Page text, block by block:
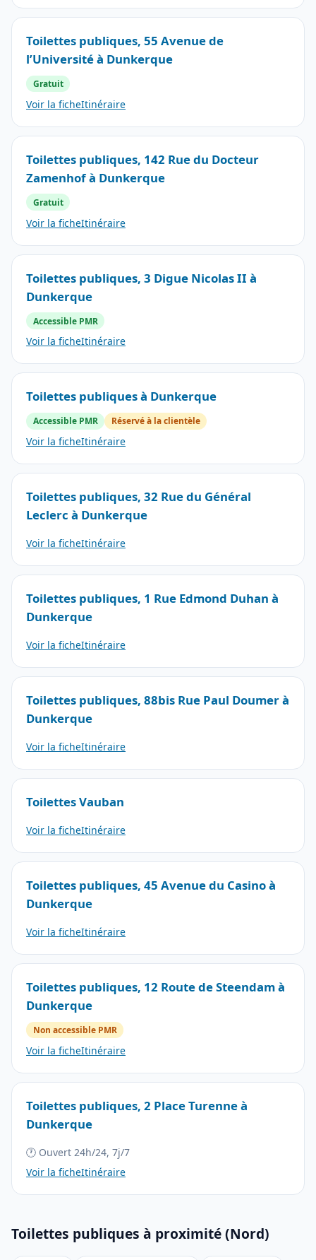
Toilettes publiques, 55 Avenue de
l’Université à Dunkerque
Gratuit
Voir la ficheItinéraire
Toilettes publiques, 142 Rue du Docteur
Zamenhof à Dunkerque
Gratuit
Voir la ficheItinéraire
Toilettes publiques, 3 Digue Nicolas II à
Dunkerque
Accessible PMR
Voir la ficheItinéraire
Toilettes publiques à Dunkerque
Accessible PMR Réservé à la clientèle
Voir la ficheItinéraire
Toilettes publiques, 32 Rue du Général
Leclerc à Dunkerque
Voir la ficheItinéraire
Toilettes publiques, 1 Rue Edmond Duhan à
Dunkerque
Voir la ficheItinéraire
Toilettes publiques, 88bis Rue Paul Doumer à
Dunkerque
Voir la ficheItinéraire
Toilettes Vauban
Voir la ficheItinéraire
Toilettes publiques, 45 Avenue du Casino à
Dunkerque
Voir la ficheItinéraire
Toilettes publiques, 12 Route de Steendam à
Dunkerque
Non accessible PMR
Voir la ficheItinéraire
Toilettes publiques, 2 Place Turenne à
Dunkerque
🕐 Ouvert 24h/24, 7j/7
Voir la ficheItinéraire
Toilettes publiques à proximité (Nord)